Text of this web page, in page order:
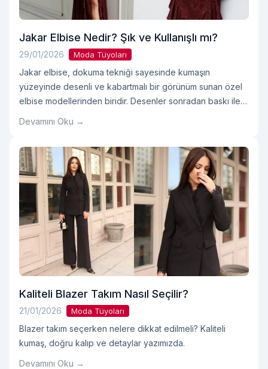
Jakar Elbise Nedir? Şık ve Kullanışlı mı?
29/01/2026 Moda Tüyoları
Jakar elbise, dokuma tekniği sayesinde kumaşın
yüzeyinde desenli ve kabartmalı bir görünüm sunan özel
elbise modellerinden biridir. Desenler sonradan baskı ile
modelleri arasında zamansız ve şık bir alternatif olarak
öne çıkar. JakarOkumaya devam et "Jakar Elbise Nedir?
Şık ve Kullanışlı mı?"
Devamını Oku →
Kaliteli Blazer Takım Nasıl Seçilir?
21/01/2026 Moda Tüyoları
Blazer takım seçerken nelere dikkat edilmeli? Kaliteli
kumaş, doğru kalıp ve detaylar yazımızda.
Devamını Oku →